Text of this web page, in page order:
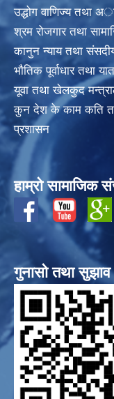
उद्धोग वाणिज्य तथा
श्रम रोजगार तथा
कानुन न्याय तथा
भाैतिक पूर्वाधार तथा
यूवा तथा खेलकुद
कुन देश के काम कति
प्रशासन
हाम्रो सामाजिक
गुनासो तथा सुझाव